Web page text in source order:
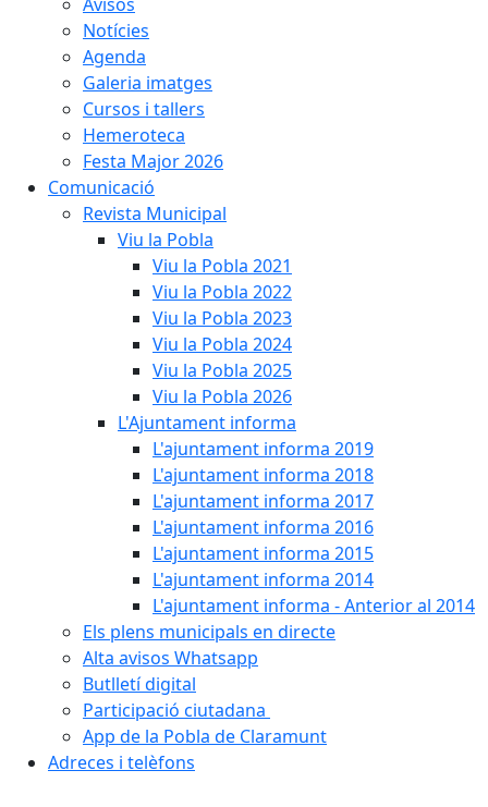
Notícies
Agenda
Galeria imatges
Cursos i tallers
Hemeroteca
Festa Major 2026
Comunicació
Revista Municipal
Viu la Pobla
Viu la Pobla 2021
Viu la Pobla 2022
Viu la Pobla 2023
Viu la Pobla 2024
Viu la Pobla 2025
Viu la Pobla 2026
L'Ajuntament informa
L'ajuntament informa 2019
L'ajuntament informa 2018
L'ajuntament informa 2017
L'ajuntament informa 2016
L'ajuntament informa 2015
L'ajuntament informa 2014
L'ajuntament informa - Anterior al 2014
Els plens municipals en directe
Alta avisos Whatsapp
Butlletí digital
Participació ciutadana
App de la Pobla de Claramunt
Adreces i telèfons